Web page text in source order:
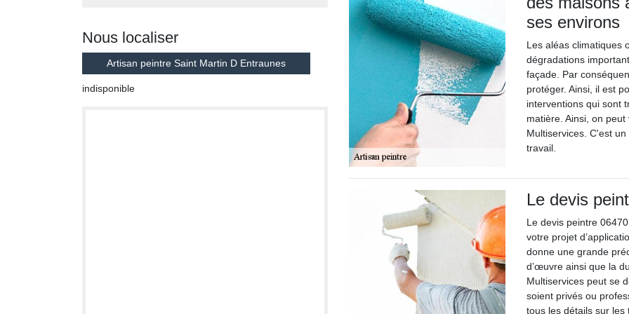
Nous localiser
Artisan peintre Saint Martin D Entraunes
indisponible
ses environs
Les aléas climatiques
dégradations
façade. Par
protéger. Ainsi, il est
interventions qui sont
matière. Ainsi, on
Multiservices. C'est
travail.
Le devis
Le devis peintre
votre projet
donne une grande
d’œuvre ainsi que la
Multiservices peut se
soient privés ou
tous les détails sur